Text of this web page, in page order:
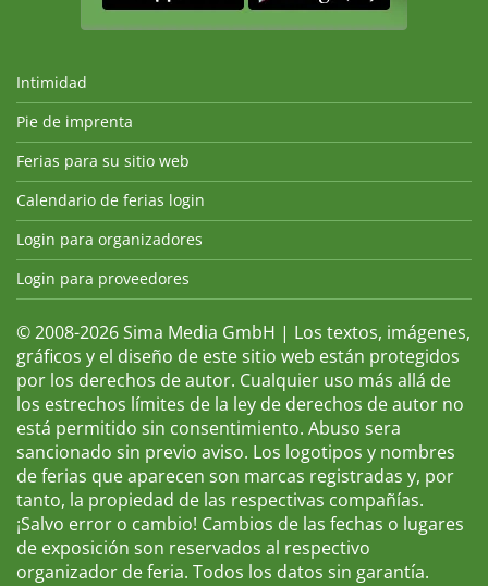
Intimidad
Pie de imprenta
Ferias para su sitio web
Calendario de ferias login
Login para organizadores
Login para proveedores
© 2008-2026 Sima Media GmbH | Los textos, imágenes,
gráficos y el diseño de este sitio web están protegidos
por los derechos de autor. Cualquier uso más allá de
los estrechos límites de la ley de derechos de autor no
está permitido sin consentimiento. Abuso sera
sancionado sin previo aviso. Los logotipos y nombres
de ferias que aparecen son marcas registradas y, por
tanto, la propiedad de las respectivas compañías.
¡Salvo error o cambio! Cambios de las fechas o lugares
de exposición son reservados al respectivo
organizador de feria. Todos los datos sin garantía.